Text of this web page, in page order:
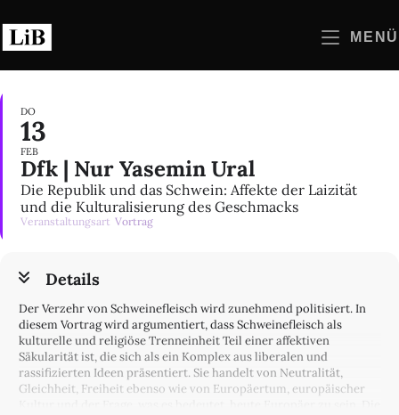
Inhalt
springen
MENÜ
DO
13
FEB
Dfk | Nur Yasemin Ural
Die Republik und das Schwein: Affekte der Laizität
und die Kulturalisierung des Geschmacks
Veranstaltungsart Vortrag
Details
Der Verzehr von Schweinefleisch wird zunehmend politisiert. In
diesem Vortrag wird argumentiert, dass Schweinefleisch als
kulturelle und religiöse Trenneinheit Teil einer affektiven
Säkularität ist, die sich als ein Komplex aus liberalen und
rassifizierten Ideen präsentiert. Sie handelt von Neutralität,
Gleichheit, Freiheit ebenso wie von Europäertum, europäischer